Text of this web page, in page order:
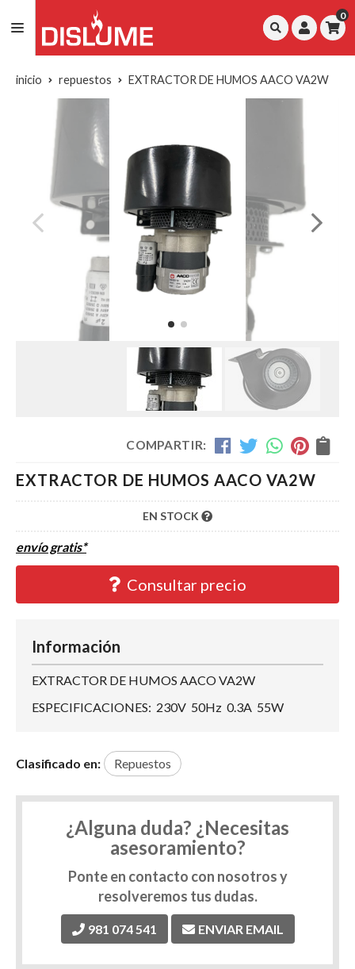
0
inicio repuestos EXTRACTOR DE HUMOS AACO VA2W
COMPARTIR:
EXTRACTOR DE HUMOS AACO VA2W
EN STOCK
envío gratis*
Consultar precio
Información
EXTRACTOR DE HUMOS AACO VA2W
ESPECIFICACIONES: 230V 50Hz 0.3A 55W
Clasificado en: Repuestos
¿Alguna duda? ¿Necesitas
asesoramiento?
Ponte en contacto con nosotros y
resolveremos tus dudas.
981 074 541 ENVIAR EMAIL